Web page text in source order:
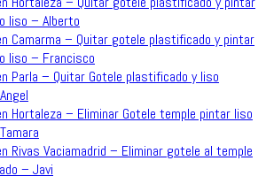
liso – Alberto
Camarma – Quitar gotele plastificado y pintar
liso – Francisco
Parla – Quitar Gotele plastificado y liso
Hortaleza – Eliminar Gotele temple pintar liso
Rivas Vaciamadrid – Eliminar gotele al temple
– Javi